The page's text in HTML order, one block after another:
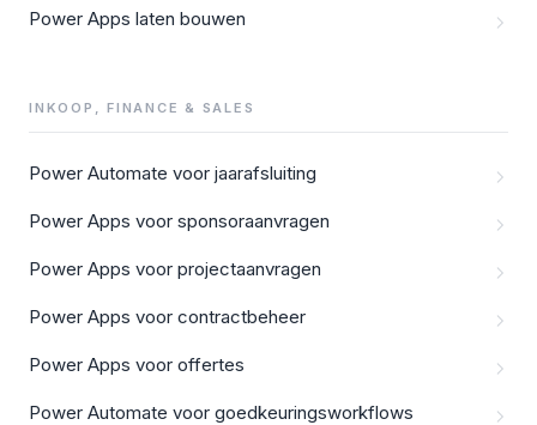
Power Apps laten bouwen
INKOOP, FINANCE & SALES
Power Automate voor jaarafsluiting
Power Apps voor sponsoraanvragen
Power Apps voor projectaanvragen
Power Apps voor contractbeheer
Power Apps voor offertes
Power Automate voor goedkeuringsworkflows